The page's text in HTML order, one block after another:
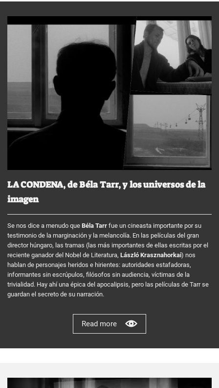
LA CONDENA, de Béla Tarr, y los universos de la
imagen
Se nos dice a menudo que Béla Tarr fue un cineasta importante por su
testimonio de la marginación y la melancolía. En las películas del gran
director húngaro, las tramas (las más importantes de ellas escritas por el
reciente ganador del Nobel de Literatura, László Krasznahorkai) nos
hablan de personajes heridos e hirientes: autoridades estafadoras,
informantes sin escrúpulos, filósofos sin audiencia, víctimas de la
trivialidad. Hay ahí una épica del apocalipsis, pero las películas de Tarr se
guardan el secreto de su narración.
Read more